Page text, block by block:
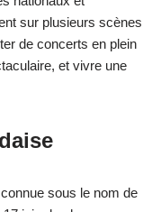
sur plusieurs scènes
de concerts en plein
et vivre une
sous le nom de